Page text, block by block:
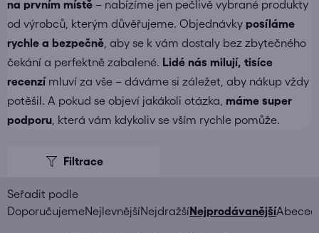
na prvním místě – nabízíme jen pečlivě vybrané produkty
od výrobců, kterým důvěřujeme. Objednávky posíláme
rychle a bezpečně , aby se k vám dostaly bez zbytečného
čekání a perfektně zabalené. Lidé nás milují, tisíce
recenzímluví za vše – dáváme si záležet, aby nákup vždy
potěšil. A pokud se objeví jakákoli otázka, máme super
podporu , která vám kdykoliv se vším rychle pomůže.
Ř
DoporučujemeNejlevnějšíNejdražšíNejprodávanější
p
i